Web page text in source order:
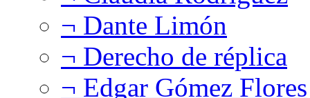
¬ Dante Limón
¬ Derecho de réplica
¬ Edgar Gómez Flores